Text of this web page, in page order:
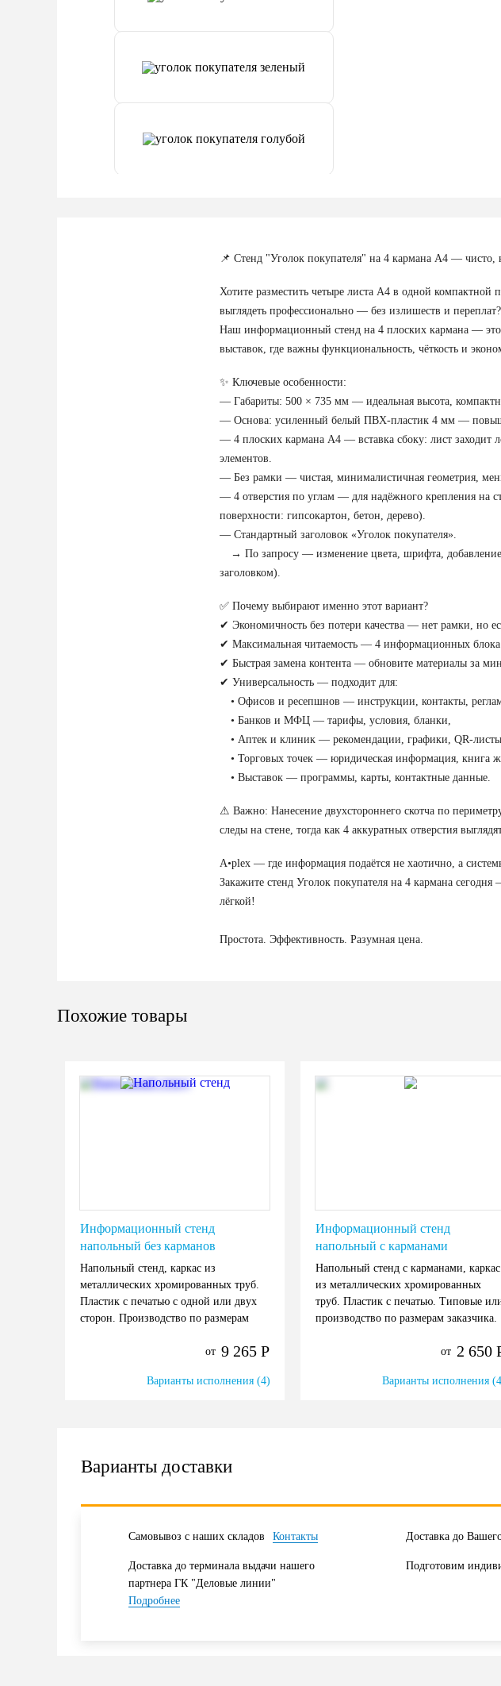
📌 Стенд "Уголок покупателя" на 4 кармана А4 —
Хотите разместить четыре листа А4 в одной компактной
выглядеть профессионально — без излишеств и переплат?
Наш информационный стенд на 4 плоских кармана —
выставок, где важны функциональность, чёткость и
✨ Ключевые особенности:
— Габариты: 500 × 735 мм — идеальная высота,
— Основа: усиленный белый ПВХ-пластик 4 мм —
— 4 плоских кармана А4 — вставка сбоку: лист
элементов.
— Без рамки — чистая, минималистичная геометрия,
— 4 отверстия по углам — для надёжного крепления на
поверхности: гипсокартон, бетон, дерево).
— Стандартный заголовок «Уголок покупателя».
→ По запросу — изменение цвета, шрифта, добавление
заголовком).
✅ Почему выбирают именно этот вариант?
✔ Экономичность без потери качества — нет рамки, но
✔ Максимальная читаемость — 4 информационных
✔ Быстрая замена контента — обновите материалы за
✔ Универсальность — подходит для:
• Офисов и ресепшнов — инструкции, контакты,
• Банков и МФЦ — тарифы, условия, бланки,
• Аптек и клиник — рекомендации, графики, QR-
• Торговых точек — юридическая информация, книга
• Выставок — программы, карты, контактные данные.
⚠ Важно: Нанесение двухстороннего скотча по
следы на стене, тогда как 4 аккуратных отверстия
A•plex — где информация подаётся не хаотично, а
Закажите стенд Уголок покупателя на 4 кармана
лёгкой!
Простота. Эффективность. Разумная цена.
Похожие товары
Информационный стенд
напольный без карманов
Напольный стенд, каркас из
металлических хромированных труб.
Пластик с печатью с одной или двух
сторон. Производство по размерам
от 9 265 Р
Варианты исполнения (4)
Информационный стенд
напольный с карманами
Напольный стенд с карманами, каркас
из металлических хромированных
труб. Пластик с печатью. Типовые
производство по размерам заказчика.
от 2 650
Варианты исполнения
Варианты доставки
Самовывоз с наших складов Контакты Доставка до
Доставка до терминала выдачи нашего
партнера ГК "Деловые линии"
Подробнее
Подготовим